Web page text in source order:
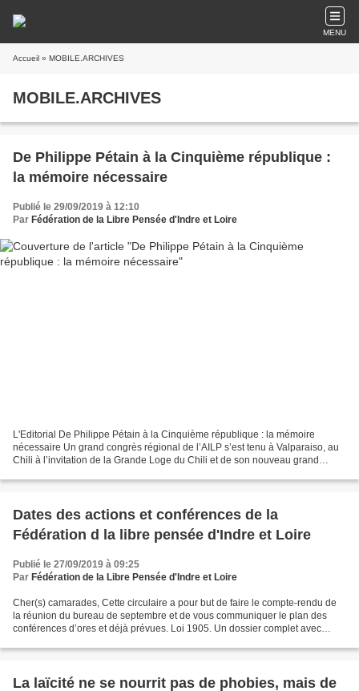
MENU
Accueil » MOBILE.ARCHIVES
MOBILE.ARCHIVES
De Philippe Pétain à la Cinquième république :
la mémoire nécessaire
Publié le 29/09/2019 à 12:10
Par Fédération de la Libre Pensée d'Indre et Loire
L'Editorial De Philippe Pétain à la Cinquième république : la mémoire
nécessaire Un grand congrès régional de l’AILP s’est tenu à Valparaiso, au
Chili à l’invitation de la Grande Loge du Chili et de son nouveau grand
Dates des actions et conférences de la
Fédération d la libre pensée d'Indre et Loire
Publié le 27/09/2019 à 09:25
Par Fédération de la Libre Pensée d'Indre et Loire
Cher(s) camarades, Cette circulaire a pour but de faire le compte-rendu de
la réunion du bureau de septembre et de vous communiquer le plan des
conférences d’ores et déjà prévues. Loi 1905. Un dossier complet avec
La laïcité ne se nourrit pas de phobies, mais de